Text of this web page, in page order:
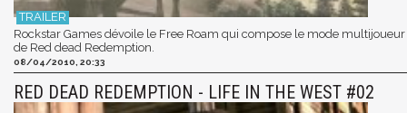
Rockstar Games dévoile le Free Roam qui compose le mode multijoueur
de Red dead Redemption.
08/04/2010, 20:33
RED DEAD REDEMPTION - LIFE IN THE WEST #02